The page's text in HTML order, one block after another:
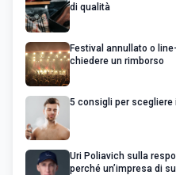
di qualità
Festival annullato o
chiedere un rimborso
5 consigli per scegliere
Uri Poliavich sulla
perché un’impresa di